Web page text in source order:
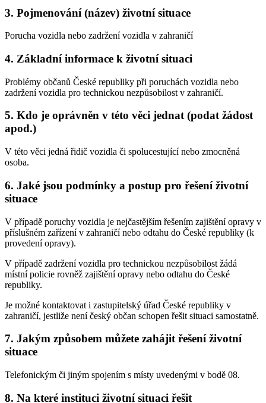
3. Pojmenování (název) životní situace
Porucha vozidla nebo zadržení vozidla v zahraničí
4. Základní informace k životní situaci
Problémy občanů České republiky při poruchách vozidla nebo
zadržení vozidla pro technickou nezpůsobilost v zahraničí.
5. Kdo je oprávněn v této věci jednat (podat žádost
apod.)
V této věci jedná řidič vozidla či spolucestující nebo zmocněná
osoba.
6. Jaké jsou podmínky a postup pro řešení životní
situace
V případě poruchy vozidla je nejčastějším řešením zajištění opravy v
příslušném zařízení v zahraničí nebo odtahu do České republiky (k
provedení opravy).
V případě zadržení vozidla pro technickou nezpůsobilost žádá
místní policie rovněž zajištění opravy nebo odtahu do České
republiky.
Je možné kontaktovat i zastupitelský úřad České republiky v
zahraničí, jestliže není český občan schopen řešit situaci samostatně.
7. Jakým způsobem můžete zahájit řešení životní
situace
Telefonickým či jiným spojením s místy uvedenými v bodě 08.
8. Na které instituci životní situaci řešit